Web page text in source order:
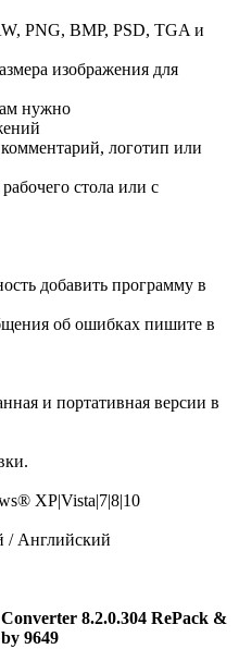
PNG, BMP, PSD, TGA и
изображения для
нужно
логотип или
стола или с
добавить программу в
об ошибках пишите в
и портативная версии в
XP|Vista|7|8|10
/ Английский
8.2.0.304 RePack &
9649